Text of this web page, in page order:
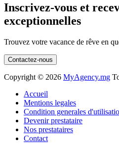
Inscrivez-vous et
exceptionnelles
Trouvez votre vacance de rêve en
Contactez-nous
Copyright © 2026 MyAgency.mg
Accueil
Mentions legales
Condition generales
Devenir prestataire
Nos prestataires
Contact